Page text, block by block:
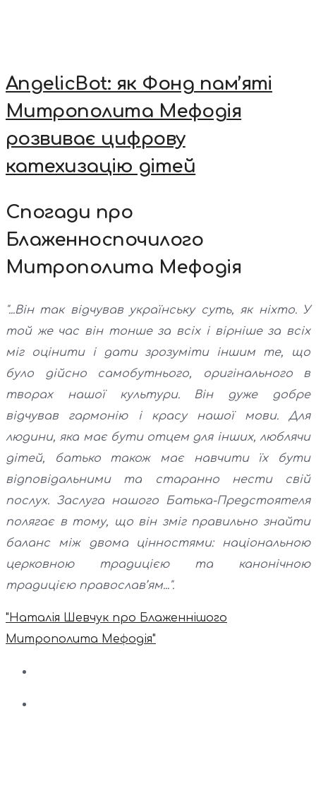
AngelicBot: як Фонд пам’яті
Митрополита Мефодія
розвиває цифрову
катехизацію дітей
Спогади про
Блаженноспочилого
Митрополита Мефодія
"...Він так відчував українську суть, як ніхто. У
той же час він тонше за всіх і вірніше за всіх
міг оцінити і дати зрозуміти іншим те, що
було дійсно самобутнього, оригінального в
творах нашої культури. Він дуже добре
відчував гармонію і красу нашої мови. Для
людини, яка має бути отцем для інших, люблячи
дітей, батько також має навчити їх бути
відповідальними та старанно нести свій
послух. Заслуга нашого Батька-Предстоятеля
полягає в тому, що він зміг правильно знайти
баланс між двома цінностями: національною
церковною традицією та канонічною
традицією православ’ям...".
"Наталія Шевчук про Блаженнішого
Митрополита Мефодія"